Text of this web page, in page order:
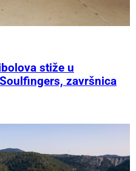
stiže u
završnica